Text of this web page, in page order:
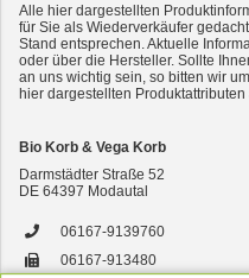
Alle hier dargestellten
für Sie als Wiederverkäufer
Stand entsprechen. Aktuelle
oder über die Hersteller. Sollte
an uns wichtig sein, so bitten wir
hier dargestellten Produktattributen
Bio Korb & Vega Korb
Darmstädter Straße 52
DE 64397 Modautal
06167-9139760
06167-913480